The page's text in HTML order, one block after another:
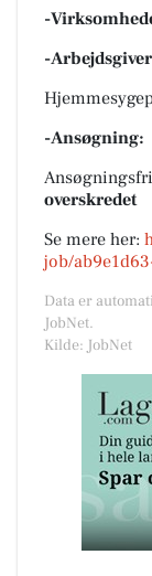
-
-
-Ansøgning:
overskredet
Se mere her:
job/
Data er
JobNet.
Kilde: JobNet